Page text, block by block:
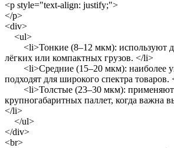
<p style="text-align: justify;">
</p>
<div>
<ul>
<li>Тонкие (8–12 мкм): используют
лёгких или компактных грузов. </li>
<li>Средние (15–20 мкм): наиболее
подходят для широкого спектра товаров.
<li>Толстые (23–30 мкм): применяют
крупногабаритных паллет, когда важна
</li>
</ul>
</div>
<br>